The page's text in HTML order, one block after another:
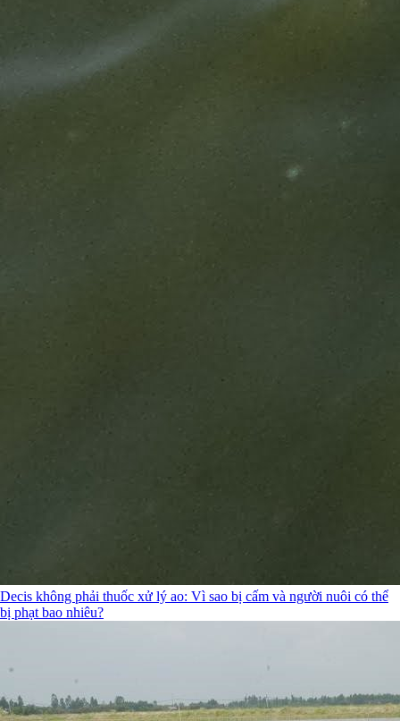
Decis không phải thuốc xử lý ao: Vì sao bị cấm và người nuôi có thể
bị phạt bao nhiêu?